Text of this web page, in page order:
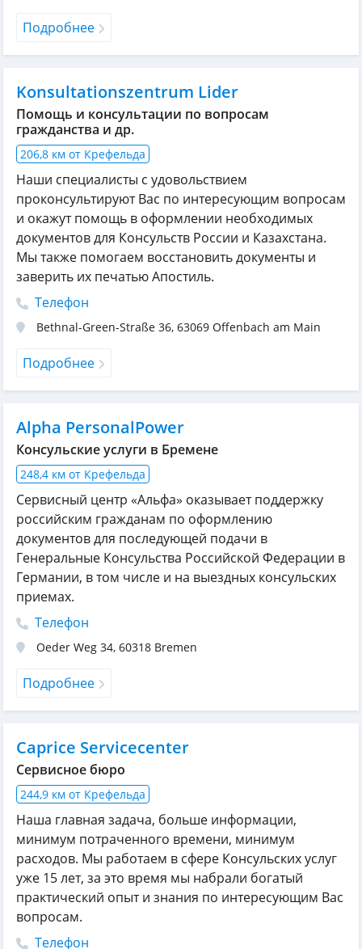
Подробнее
Konsultationszentrum Lider
Помощь и консультации по вопросам
гражданства и др.
206,8 км от Крефельда
Наши специалисты с удовольствием
проконсультируют Вас по интересующим вопросам
и окажут помощь в оформлении необходимых
документов для Консульств России и Казахстана.
Мы также помогаем восстановить документы и
заверить их печатью Апостиль.
Телефон
Bethnal-Green-Straße 36, 63069 Offenbach am Main
Подробнее
Alpha PersonalPower
Консульские услуги в Бремене
248,4 км от Крефельда
Сервисный центр «Альфа» оказывает поддержку
российским гражданам по оформлению
документов для последующей подачи в
Генеральные Консульства Российской Федерации в
Германии, в том числе и на выездных консульских
приемах.
Телефон
Oeder Weg 34, 60318 Bremen
Подробнее
Caprice Servicecenter
Сервисное бюро
244,9 км от Крефельда
Наша главная задача, больше информации,
минимум потраченного времени, минимум
расходов. Мы работаем в сфере Консульских услуг
уже 15 лет, за это время мы набрали богатый
практический опыт и знания по интересующим Вас
вопросам.
Телефон